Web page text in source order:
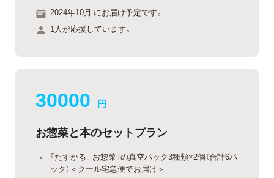
2024年10月 にお届け予定です。
1人が応援しています。
30000 円
お惣菜と本のセットプラン
「たすかる。お惣菜」の真空パック3種類×2個（合計6パ
ック）＜クール宅急便でお届け＞